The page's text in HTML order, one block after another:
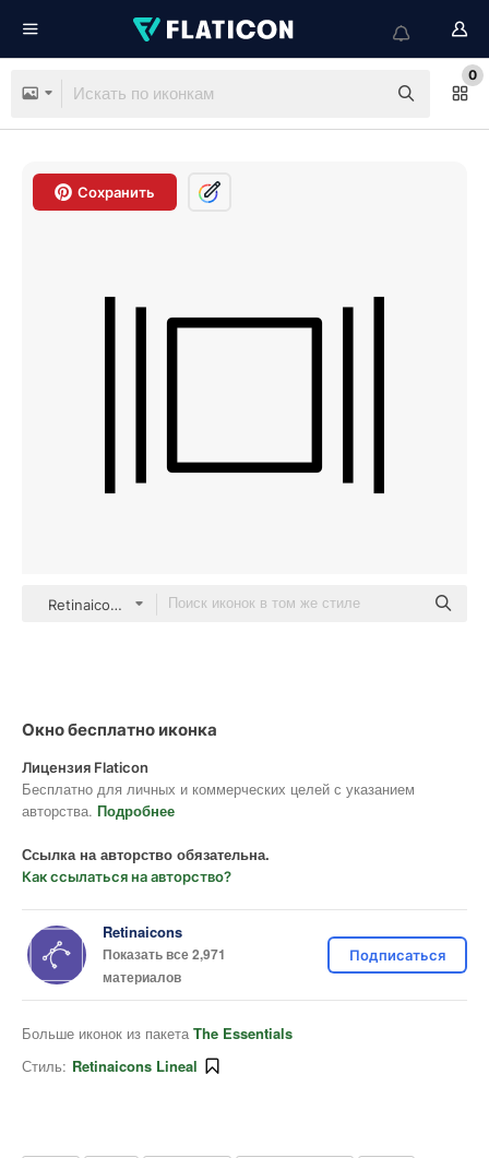
0
Сохранить
Retinaicons Lineal
Окно бесплатно иконка
Лицензия Flaticon
Бесплатно для личных и коммерческих целей с указанием
авторства. Подробнее
Ссылка на авторство обязательна.
Как ссылаться на авторство?
Retinaicons
Показать все 2,971
материалов
Подписаться
Больше иконок из пакета The Essentials
Стиль: Retinaicons Lineal